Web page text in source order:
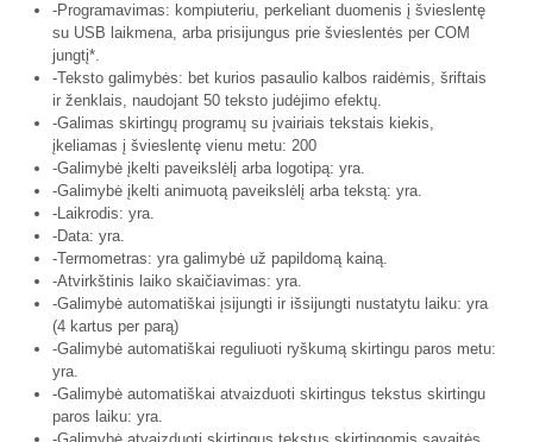
-Programavimas: kompiuteriu, perkeliant duomenis į švieslentę
su USB laikmena, arba prisijungus prie švieslentės per COM
jungtį*.
-Teksto galimybės: bet kurios pasaulio kalbos raidėmis, šriftais
ir ženklais, naudojant 50 teksto judėjimo efektų.
-Galimas skirtingų programų su įvairiais tekstais kiekis,
įkeliamas į švieslentę vienu metu: 200
-Galimybė įkelti paveikslėlį arba logotipą: yra.
-Galimybė įkelti animuotą paveikslėlį arba tekstą: yra.
-Laikrodis: yra.
-Data: yra.
-Termometras: yra galimybė už papildomą kainą.
-Atvirkštinis laiko skaičiavimas: yra.
-Galimybė automatiškai įsijungti ir išsijungti nustatytu laiku: yra
(4 kartus per parą)
-Galimybė automatiškai reguliuoti ryškumą skirtingu paros metu:
yra.
-Galimybė automatiškai atvaizduoti skirtingus tekstus skirtingu
paros laiku: yra.